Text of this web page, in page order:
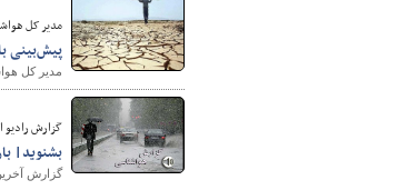
مدیر کل
پیش‌بینی
مدیر کل
گزارش رادیو
بشنوید|
گزارش